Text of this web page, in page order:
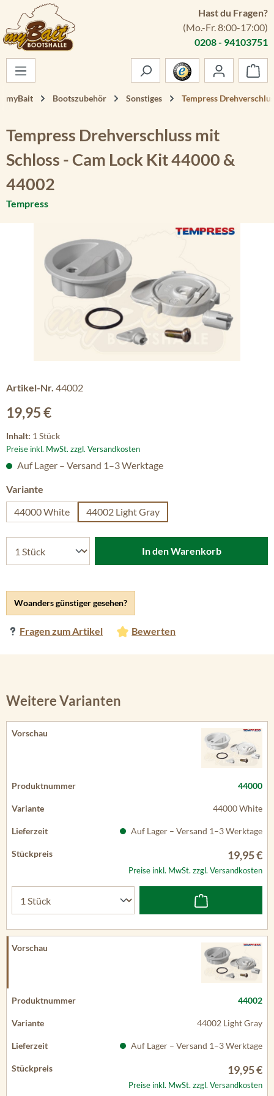
Zum Hauptinhalt springen
Hast du Fragen?
(Mo.-Fr. 8:00-17:00)
0208 - 94103751
myBait Bootszubehör Sonstiges Tempress
Tempress Drehverschluss mit
Schloss - Cam Lock Kit 44000 &
44002
Tempress
Artikel-Nr. 44002
Regulärer Preis:
19,95 €
Inhalt: 1 Stück
Preise inkl. MwSt. zzgl. Versandkosten
Woanders günstiger gesehen?
Fragen zum Artikel Bewerten
Auf Lager – Versand 1–3 Werktage
Variante
44000 White
44002 Light Gray
In den Warenkorb
Weitere Varianten
44000
44000 White
Auf Lager – Versand 1–3 Werktage
19,95 €
Preise inkl. MwSt. zzgl. Versandkosten
44002
44002 Light Gray
Auf Lager – Versand 1–3 Werktage
19,95 €
Preise inkl. MwSt. zzgl. Versandkosten